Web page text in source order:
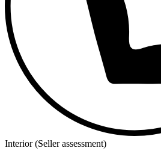
Interior (Seller assessment)